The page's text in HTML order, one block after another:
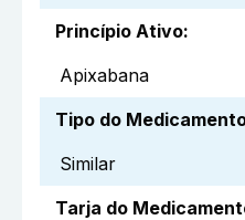
Princípio Ativo:
Apixabana
Tipo do
Similar
Tarja do